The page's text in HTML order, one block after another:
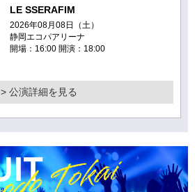
LE SSERAFIM
2026年08月08日（土）
静岡エコパアリーナ
開場：16:00 開演：18:00
> 公演詳細を見る